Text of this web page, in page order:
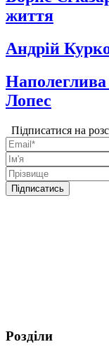
життя
Андрій
Лопес
Підписатися на
Розділи